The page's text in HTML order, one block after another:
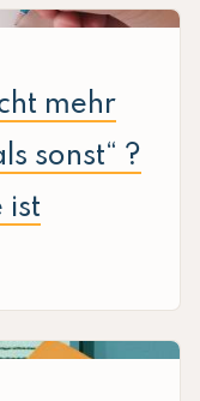
mehr
sonst“ ?
ist